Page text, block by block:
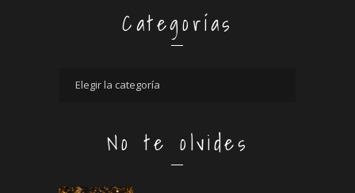
Categorías
No te olvides